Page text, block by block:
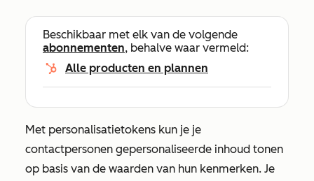
Beschikbaar met elk van de volgende
abonnementen, behalve waar vermeld:
Alle producten en plannen
Met personalisatietokens kun je je
contactpersonen gepersonaliseerde inhoud tonen
op basis van de waarden van hun kenmerken. Je